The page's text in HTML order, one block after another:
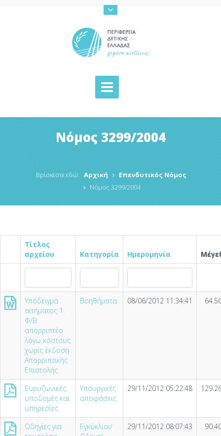
Νόμος 3299/2004
Βρίσκεστε εδώ: Αρχική
Επενδυτικός Νόμος
Νόμος 3299/2004
Τίτλος
αρχείου
Κατηγορία Ημερομηνία
Υπόδειγμα
αιτήματος 1:
Φ/Β
απορριπτέο
λόγω κόστους
χωρίς έκδοση
Απορριπτικής
Επιστολής
Βοηθήματα 08/06/2012 11:34:41
Ευρυζωνικές
υποδομές και
υπηρεσίες
Υπουργικές
αποφάσεις
29/11/2012 05:22:48
Οδηγίες για
Εγκύκλιοι/
29/11/2012 08:07:43